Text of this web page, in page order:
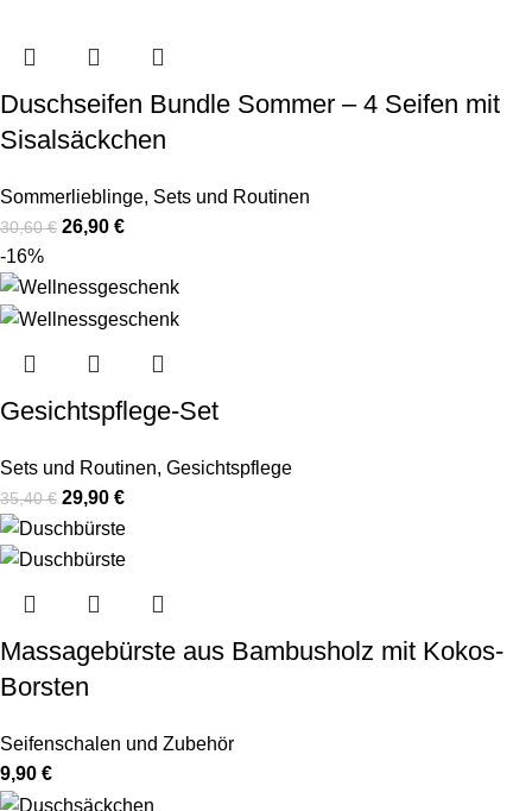
Duschseifen Bundle Sommer – 4 Seifen mit
Sisalsäckchen
Sommerlieblinge, Sets und Routinen
30,60€ 26,90 €
-16%
Gesichtspflege-Set
Sets und Routinen, Gesichtspflege
35,40€ 29,90 €
Massagebürste aus Bambusholz mit Kokos-
Borsten
Seifenschalen und Zubehör
9,90 €